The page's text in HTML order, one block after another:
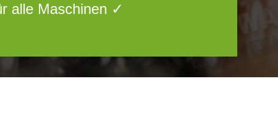
alle Maschinen ✓